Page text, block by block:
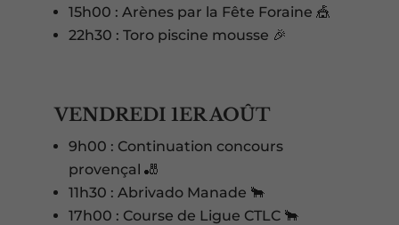
15h00 : Arènes par la Fête Foraine 🎪
22h30 : Toro piscine mousse 🎉
VENDREDI 1ER AOÛT
9h00 : Continuation concours
provençal 🎳
11h30 : Abrivado Manade 🐂
17h00 : Course de Ligue CTLC 🐂